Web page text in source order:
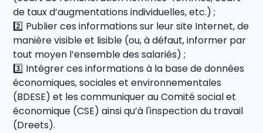
de taux d’augmentations individuelles, etc.) ;
2️⃣ Publier ces informations sur leur site Internet, de
manière visible et lisible (ou, à défaut, informer par
tout moyen l’ensemble des salariés) ;
3️⃣ Intégrer ces informations à la base de données
économiques, sociales et environnementales
(BDESE) et les communiquer au Comité social et
économique (CSE) ainsi qu’à l'inspection du travail
(Dreets).